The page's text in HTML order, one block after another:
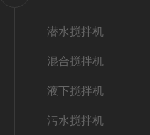
潜水搅拌机
混合搅拌机
液下搅拌机
污水搅拌机